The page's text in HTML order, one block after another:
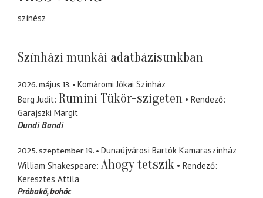
színész
Színházi munkái adatbázisunkban
2026. május 13.
Komáromi Jókai Színház
Berg Judit Rumini Tükör-szigeten
Rendező
Garajszki Margit
Dundi Bandi
2025. szeptember 19.
Dunaújvárosi Bartók Kamaraszínház
William Shakespeare Ahogy tetszik
Rendező
Keresztes Attila
Próbakő bohóc